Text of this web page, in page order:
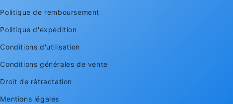
Politique de remboursement
Politique d'expédition
Conditions d'utilisation
Conditions générales de vente
Droit de rétractation
Mentions légales